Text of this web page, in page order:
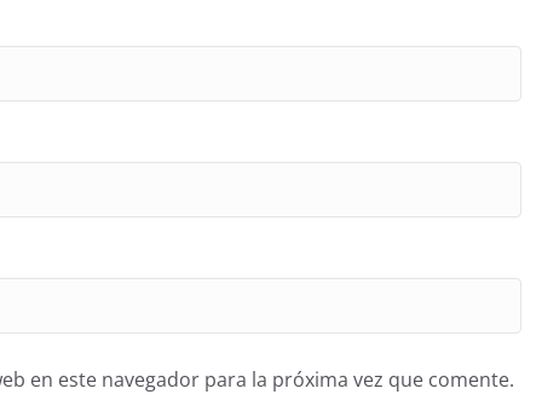
en este navegador para la próxima vez que comente.